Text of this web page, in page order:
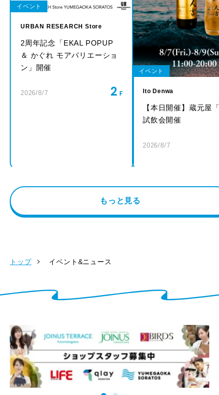
イベント
URBAN RESEARCH Store
2周年記念「EKAL POPUP
＆ かぐれ モアバリエーショ
ン」開催
2026/8/7 2
イベント
Ito Denwa
【本日開催】蔵元屋
試飲会開催
2026/8/7
もっと見る
トップ イベント&ニュース